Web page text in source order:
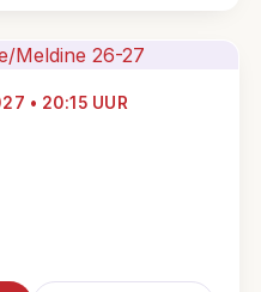
• 20:15 UUR